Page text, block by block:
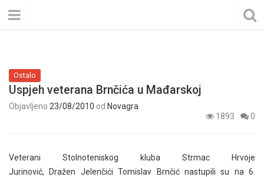
Ostalo
Uspjeh veterana Brnčića u Mađarskoj
Objavljeno 23/08/2010 od Novagra
1893
0
Veterani Stolnoteniskog kluba Strmac Hrvoje
Jurinović, Dražen Jelenčići Tomislav Brnčić nastupili su na 6.